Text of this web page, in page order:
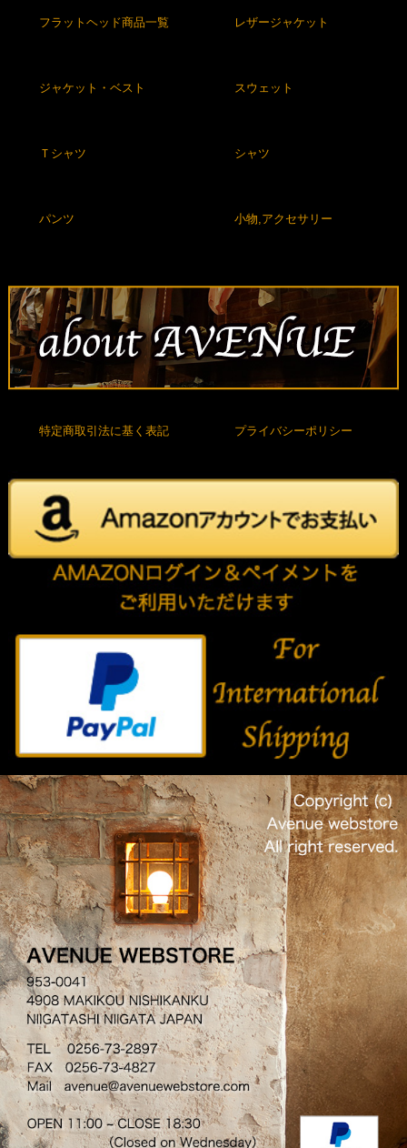
フラットヘッド商品一覧 レザージャケット
ジャケット・ベスト スウェット
Ｔシャツ シャツ
パンツ 小物,アクセサリー
特定商取引法に基く表記 プライバシーポリシー